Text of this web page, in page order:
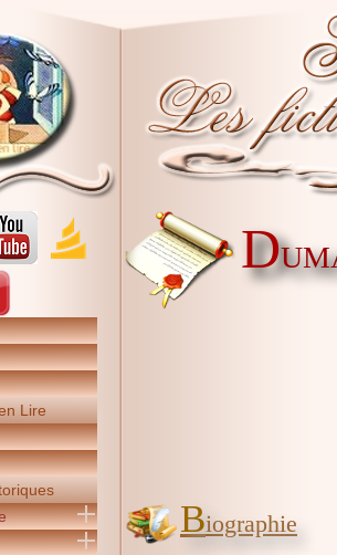
Lire
D
Biographie